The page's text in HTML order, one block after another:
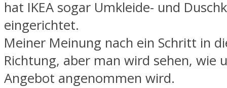
hat IKEA sogar Umkleide- und
eingerichtet.
Meiner Meinung nach ein Schritt in
Richtung, aber man wird sehen, wie
Angebot angenommen wird.